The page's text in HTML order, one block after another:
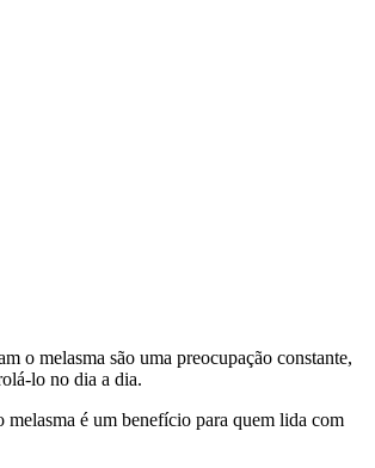
o melasma são uma preocupação constante,
lo no dia a dia.
é um benefício para quem lida com